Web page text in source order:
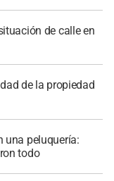
de calle en
de la propiedad
una peluquería:
todo